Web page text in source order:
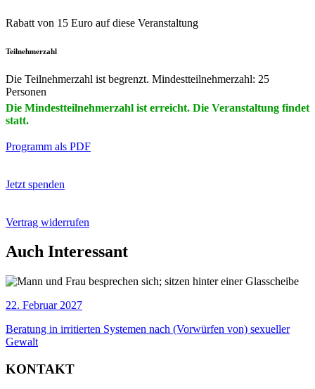
Rabatt von 15 Euro auf diese Veranstaltung
Teilnehmerzahl
Die Teilnehmerzahl ist begrenzt. Mindestteilnehmerzahl: 25
Personen
Die Mindestteilnehmerzahl ist erreicht. Die Veranstaltung findet
statt.
Programm als PDF
Jetzt spenden
Vertrag widerrufen
Auch Interessant
22. Februar 2027
Beratung in irritierten Systemen nach (Vorwürfen von) sexueller
Gewalt
KONTAKT